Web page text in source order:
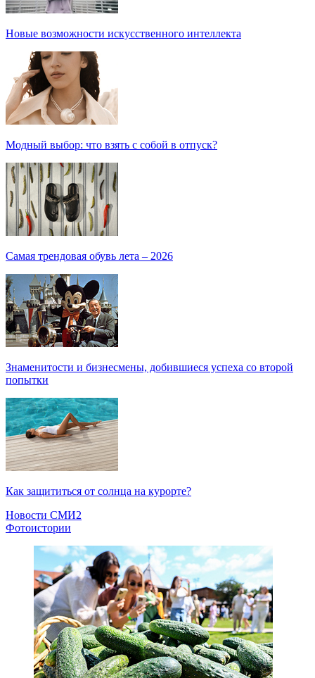
Новые возможности искусственного интеллекта
Модный выбор: что взять с собой в отпуск?
Самая трендовая обувь лета – 2026
Знаменитости и бизнесмены, добившиеся успеха со второй
попытки
Как защититься от солнца на курорте?
Новости СМИ2
Фотоистории